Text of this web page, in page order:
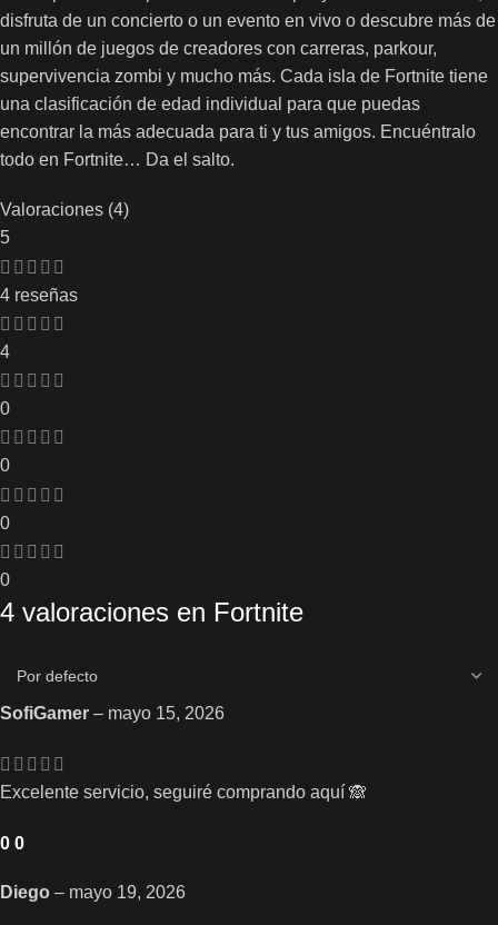
disfruta de un concierto o un evento en vivo o descubre más de
un millón de juegos de creadores con carreras, parkour,
supervivencia zombi y mucho más. Cada isla de Fortnite tiene
una clasificación de edad individual para que puedas
encontrar la más adecuada para ti y tus amigos. Encuéntralo
todo en Fortnite… Da el salto.
Valoraciones (4)
5
4 reseñas
4
0
0
0
0
4 valoraciones en Fortnite
SofiGamer – mayo 15, 2026
Excelente servicio, seguiré comprando aquí 🙈
0 0
Diego – mayo 19, 2026